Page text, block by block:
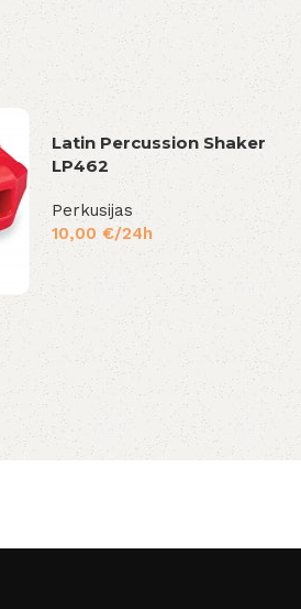
Latin Percussion Shaker
LP462
Perkusijas
10,00 €/24h